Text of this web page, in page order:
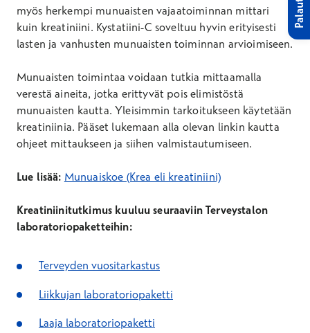
myös herkempi munuaisten vajaatoiminnan mittari
kuin kreatiniini. Kystatiini-C soveltuu hyvin erityisesti
lasten ja vanhusten munuaisten toiminnan arvioimiseen.
Munuaisten toimintaa voidaan tutkia mittaamalla
verestä aineita, jotka erittyvät pois elimistöstä
munuaisten kautta. Yleisimmin tarkoitukseen käytetään
kreatiniinia. Pääset lukemaan alla olevan linkin kautta
ohjeet mittaukseen ja siihen valmistautumiseen.
Lue lisää: Munuaiskoe (Krea eli kreatiniini)
Kreatiniinitutkimus kuuluu seuraaviin Terveystalon
laboratoriopaketteihin:
Terveyden vuositarkastus
Liikkujan laboratoriopaketti
Laaja laboratoriopaketti
Palaute